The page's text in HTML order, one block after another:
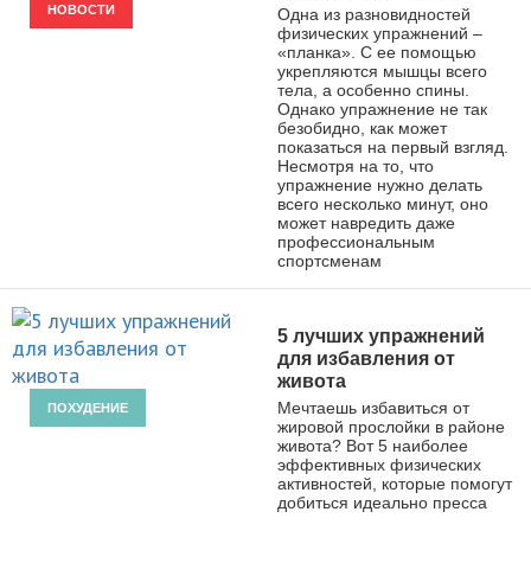
НОВОСТИ
Одна из разновидностей
физических упражнений –
«планка». С ее помощью
укрепляются мышцы всего
тела, а особенно спины.
Однако упражнение не так
безобидно, как может
показаться на первый взгляд.
Несмотря на то, что
упражнение нужно делать
всего несколько минут, оно
может навредить даже
профессиональным
спортсменам
ПОХУДЕНИЕ
5 лучших упражнений
для избавления от
живота
Мечтаешь избавиться от
жировой прослойки в районе
живота? Вот 5 наиболее
эффективных физических
активностей, которые помогут
добиться идеально пресса